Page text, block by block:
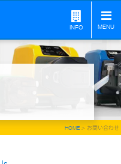
ナ
ビ
ゲ
ー
ョ
ン
MENU
INFO
HOME> お問い合わせ